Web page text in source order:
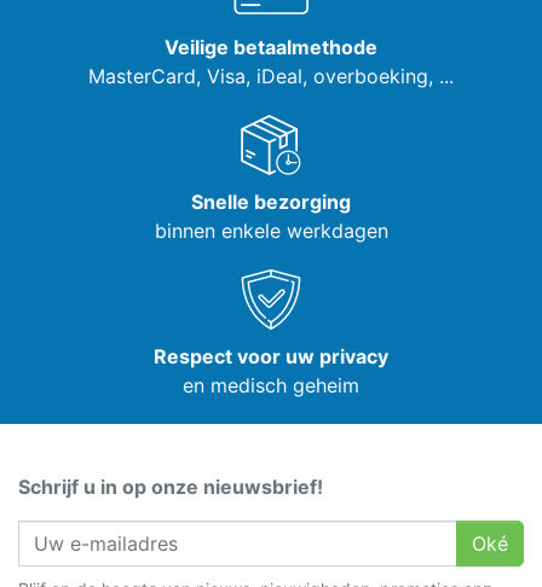
Veilige betaalmethode
MasterCard, Visa, iDeal, overboeking, ...
Snelle bezorging
binnen enkele werkdagen
Respect voor uw privacy
en medisch geheim
Schrijf u in op onze nieuwsbrief!
Oké